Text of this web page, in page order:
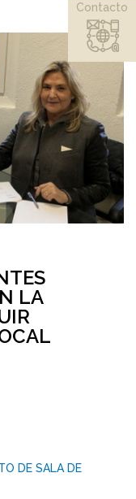
LA
DE SALA DE
Contacto